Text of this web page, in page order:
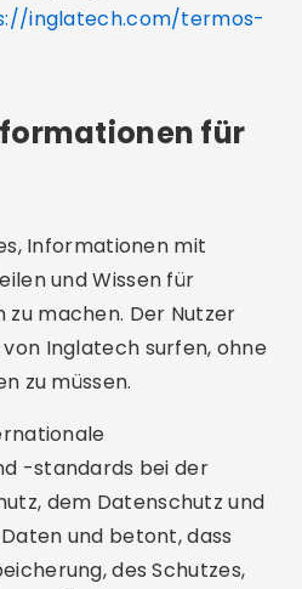
inglatech.com/termos-
für
Informationen mit
und Wissen für
machen. Der Nutzer
Inglatech surfen, ohne
zu müssen.
-standards bei der
dem Datenschutz und
und betont, dass
des Schutzes,